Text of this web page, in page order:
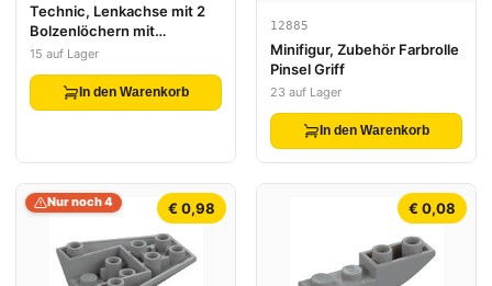
Technic, Lenkachse mit 2
Bolzenlöchern mit
Dunkelblaugrau-Lenk-
Rund (11950/ 35189)
15 auf Lager
In den Warenkorb
12885
Minifigur, Zubehör Farbrolle
Pinsel Griff
23 auf Lager
In den Warenkorb
€ 0,98
Nur noch 4 € 0,08